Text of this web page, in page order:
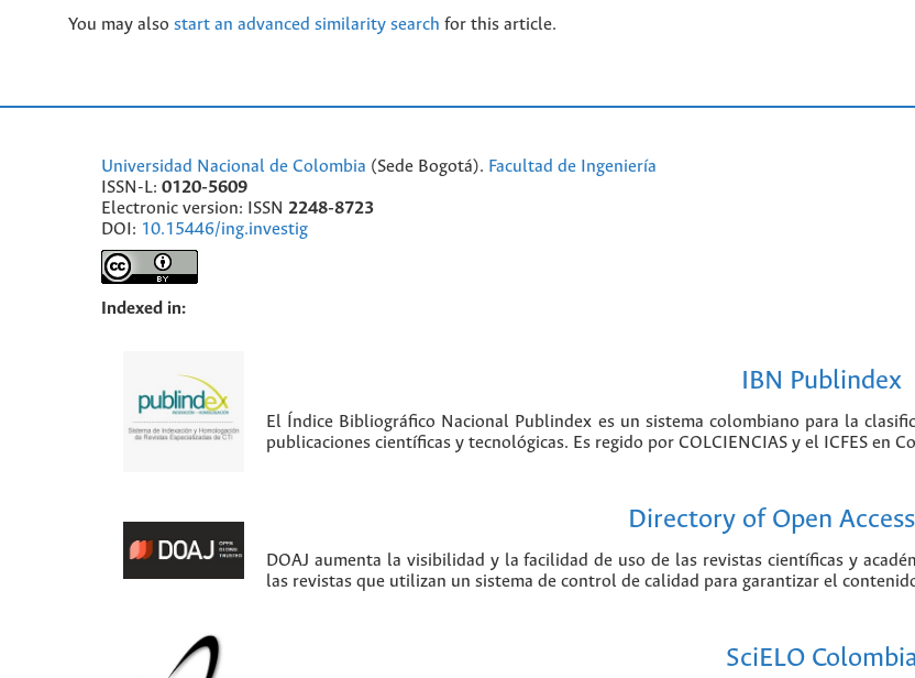
You may also start an advanced similarity search for this article.
Universidad Nacional de Colombia (Sede Bogotá). Facultad de Ingeniería
ISSN-L: 0120-5609
Electronic version: ISSN 2248-8723
DOI: 10.15446/ing.investig
Indexed in:
IBN Publindex
El Índice Bibliográfico Nacional Publindex es un sistema colombiano para la
publicaciones científicas y tecnológicas. Es regido por COLCIENCIAS y el ICFES en
Directory of Open
DOAJ aumenta la visibilidad y la facilidad de uso de las revistas científicas y
las revistas que utilizan un sistema de control de calidad para garantizar el
SciELO Colombia